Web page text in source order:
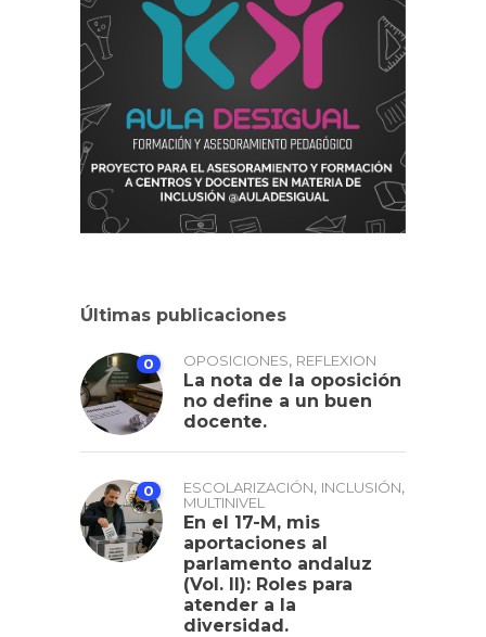
Últimas publicaciones
0 OPOSICIONES, REFLEXION
La nota de la oposición
no define a un buen
docente.
0 ESCOLARIZACIÓN, INCLUSIÓN,
MULTINIVEL
En el 17-M, mis
aportaciones al
parlamento andaluz
(Vol. II): Roles para
atender a la
diversidad.